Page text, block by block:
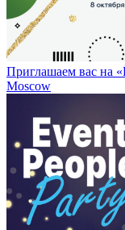
Приглашаем вас на
Moscow